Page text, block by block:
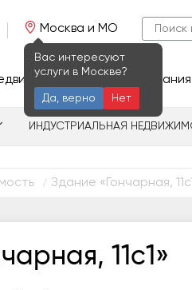
Москва и МО
Вас интересуют
услуги в Москве?
Да, верно Нет
Исследования
ИНДУСТРИАЛЬНАЯ
/ Здание «Гончарная,
11с1»